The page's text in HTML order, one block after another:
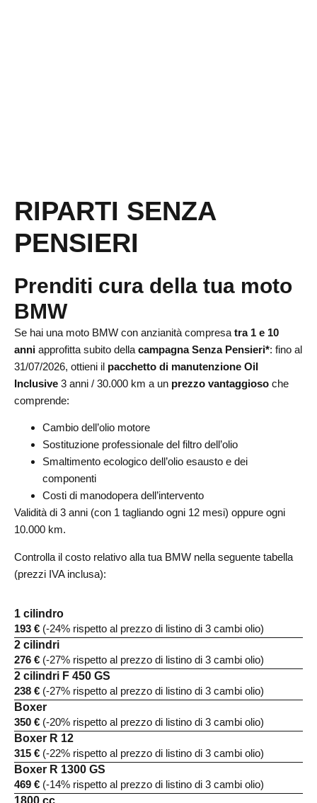
RIPARTI SENZA
PENSIERI
Prenditi cura della tua moto
BMW
Se hai una moto BMW con anzianità compresa tra 1 e 10
anni approfitta subito della campagna Senza Pensieri*: fino al
31/07/2026, ottieni il pacchetto di manutenzione Oil
Inclusive 3 anni / 30.000 km a un prezzo vantaggioso che
comprende:
Cambio dell’olio motore
Sostituzione professionale del filtro dell’olio
Smaltimento ecologico dell’olio esausto e dei
componenti
Costi di manodopera dell’intervento
Validità di 3 anni (con 1 tagliando ogni 12 mesi) oppure ogni
10.000 km.
Controlla il costo relativo alla tua BMW nella seguente tabella
(prezzi IVA inclusa):
1 cilindro
193 € (-24% rispetto al prezzo di listino di 3 cambi olio)
2 cilindri
276 € (-27% rispetto al prezzo di listino di 3 cambi olio)
2 cilindri F 450 GS
238 € (-27% rispetto al prezzo di listino di 3 cambi olio)
Boxer
350 € (-20% rispetto al prezzo di listino di 3 cambi olio)
Boxer R 12
315 € (-22% rispetto al prezzo di listino di 3 cambi olio)
Boxer R 1300 GS
469 € (-14% rispetto al prezzo di listino di 3 cambi olio)